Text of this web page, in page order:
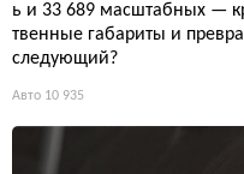
ь и 33 689 масштабных —
твенные габариты и
следующий?
Авто 10 935